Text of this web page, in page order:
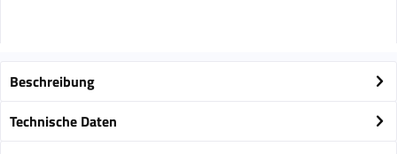
Beschreibung
Technische Daten